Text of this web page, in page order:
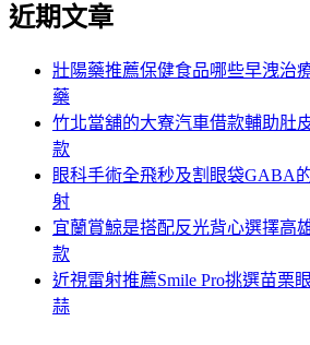
章:
關
近期文章
壯陽藥推薦保健食品哪些早洩治
藥
竹北當舖的大寮汽車借款輔助肚
款
眼科手術全飛秒及割眼袋GABA
射
宜蘭賞鯨是搭配反光背心選擇高
款
近視雷射推薦Smile Pro挑選苗栗
蒜